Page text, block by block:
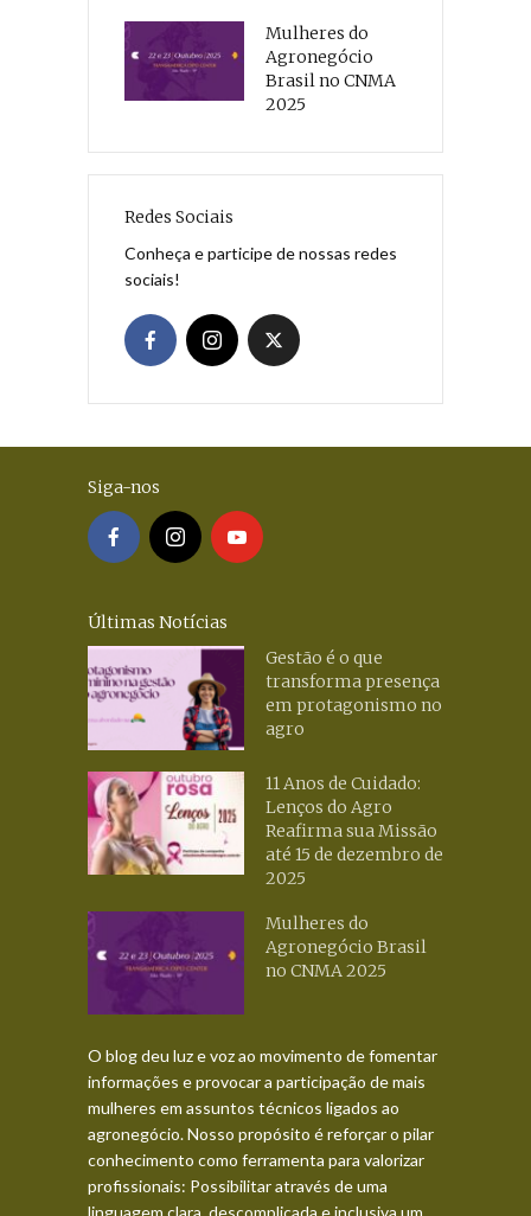
Mulheres do
Agronegócio
Brasil no CNMA
2025
Redes Sociais
Conheça e participe de nossas redes
sociais!
Siga-nos
Últimas Notícias
Gestão é o que
transforma presença
em protagonismo no
agro
11 Anos de Cuidado:
Lenços do Agro
Reafirma sua Missão
até 15 de dezembro de
2025
Mulheres do
Agronegócio Brasil
no CNMA 2025
O blog deu luz e voz ao movimento de fomentar
informações e provocar a participação de mais
mulheres em assuntos técnicos ligados ao
agronegócio. Nosso propósito é reforçar o pilar
conhecimento como ferramenta para valorizar
profissionais: Possibilitar através de uma